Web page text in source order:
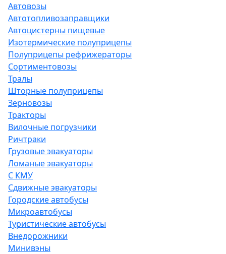
Автовозы
Автотопливозаправщики
Автоцистерны пищевые
Изотермические полуприцепы
Полуприцепы рефрижераторы
Сортиментовозы
Тралы
Шторные полуприцепы
Зерновозы
Тракторы
Вилочные погрузчики
Ричтраки
Грузовые эвакуаторы
Ломаные эвакуаторы
С КМУ
Сдвижные эвакуаторы
Городские автобусы
Микроавтобусы
Туристические автобусы
Внедорожники
Минивэны